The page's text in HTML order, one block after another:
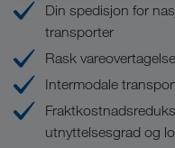
Din spedisjon for
transporter
Rask
Intermodale
utnyttelsesgrad og